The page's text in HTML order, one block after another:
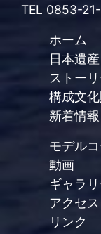
TEL 0853-
ホーム
日本遺
ストー
構成文
新着情報
モデル
動画
ギャラ
アクセス
リンク